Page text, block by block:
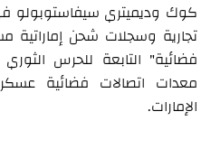
كوك وديميتري سيفاستوبولو
تجارية وسجلات شحن
معدات اتصالات فضائية
الإمارات.